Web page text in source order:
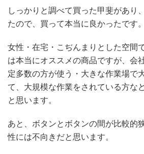
しっかりと調べて買った甲斐があり
たので、買って本当に良かったです。
女性・在宅・こぢんまりとした空間
は本当にオススメの商品ですが、会
定多数の方が使う・大きな作業場で
て、大規模な作業をされている方な
と思います。
あと、ボタンとボタンの間が比較的
性には不向きだと思います。